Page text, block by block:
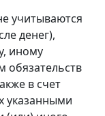
учитываются
денег),
иному
обязательств
в счет
указанными